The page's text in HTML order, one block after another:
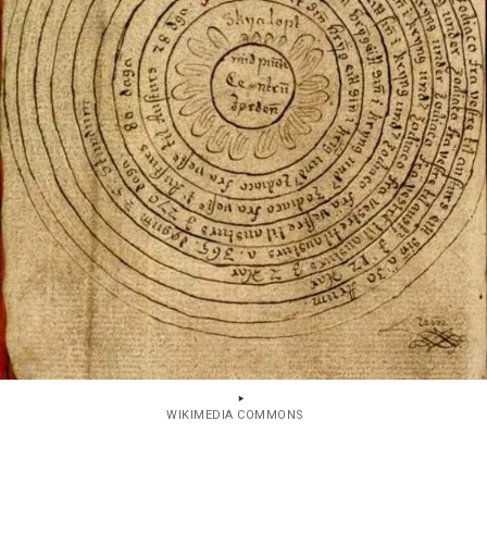
WIKIMEDIA COMMONS